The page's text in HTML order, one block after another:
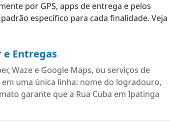
por GPS, apps de entrega e pelos
específico para cada finalidade. Veja
e Entregas
Waze e Google Maps, ou serviços de
uma única linha: nome do logradouro,
garante que a Rua Cuba em Ipatinga